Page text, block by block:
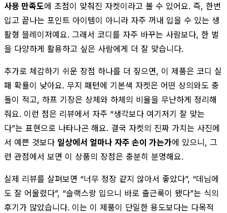
사용 만족도에 초점이 맞춰진 자켓이라고 볼 수 있어요. 즉, 한번
입고 끝나는 포인트 아이템이 아니라 자주 꺼내 입을 수 있는 생
활형 블레이저예요. 그래서 코디를 자주 바꾸는 사람보다, 한 벌
을 다양하게 활용하고 싶은 사람에게 더 잘 맞습니다.
추가로 체감하기 쉬운 장점 하나를 더 짚으면, 이 제품은 코디 실
패 확률이 낮아요. 무지 패턴에 기본색 자켓은 어떤 상의와도 충
돌이 적고, 하프 기장은 상체와 하체의 비율을 무난하게 정리해
줘요. 이런 점은 리뷰에서 자주 “생각보다 여기저기 잘 맞는
다”는 표현으로 나타나곤 해요. 결국 자켓의 진짜 가치는 사진에
서 예쁜 것보다 일상에서 얼마나 자주 손이 가는가에 있으니, 그
런 관점에서 보면 이 상품의 장점은 충분히 분명해요.
실제 리뷰를 살펴보면 “너무 정장 같지 않아서 좋았다”, “데님에
도 잘 어울렸다”, “슬랙스랑 입으니 바로 출근룩이 됐다”는 식의
후기가 많았습니다. 이는 이 제품이 단일한 용도보다는 다목적